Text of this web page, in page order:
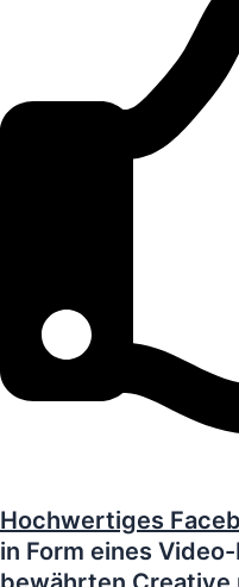
Hochwertiges
in Form eines